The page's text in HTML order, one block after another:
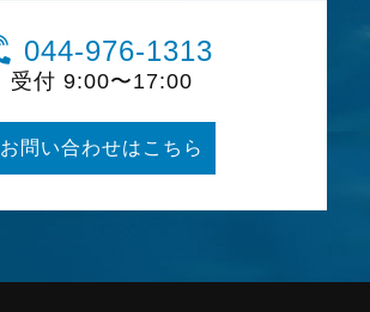
044-976-1313
受付 9:00〜17:00
お問い合わせはこちら